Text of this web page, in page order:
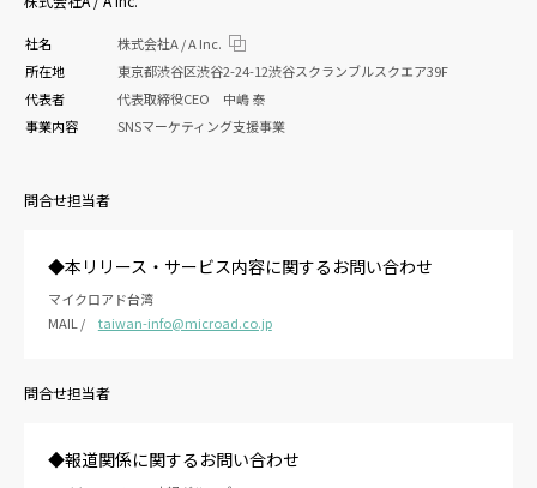
社名
株式会社A / A Inc.
所在地
東京都渋谷区渋谷2-24-12渋谷スクランブルスクエア39F
代表者
代表取締役CEO 中嶋 泰
事業内容
SNSマーケティング支援事業
問合せ担当者
◆本リリース・サービス内容に関するお問い合わせ
マイクロアド台湾
MAIL /
taiwan-info@microad.co.jp
問合せ担当者
◆報道関係に関するお問い合わせ